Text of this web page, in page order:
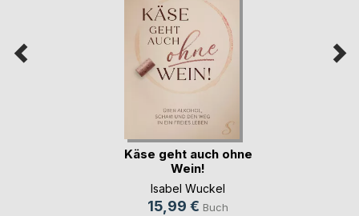
Käse geht auch ohne
Wein!
Isabel Wuckel
15,99 € Buch